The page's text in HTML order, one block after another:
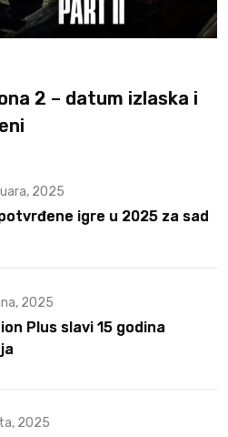
2 – datum izlaska i
2025
igre u 2025 za sad
2025
Plus slavi 15 godina
2025